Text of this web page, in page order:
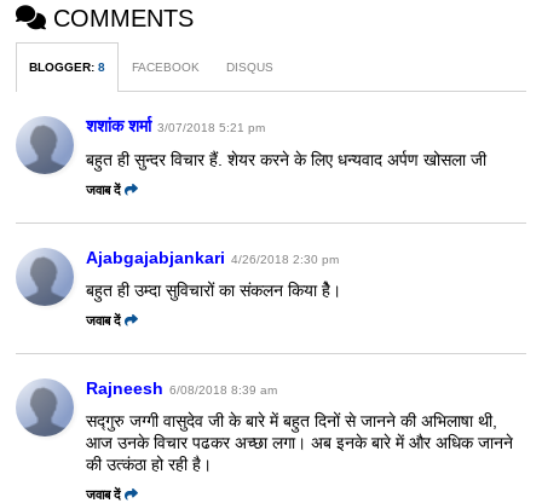
COMMENTS
BLOGGER:8 FACEBOOK DISQUS
शशांक शर्मा 3/07/2018 5:21 pm
बहुत ही सुन्दर विचार हैं. शेयर करने के लिए धन्यवाद अर्पण खोसला जी
जवाब दें
Ajabgajabjankari 4/26/2018 2:30 pm
बहुत ही उम्दा सुविचारों का संकलन किया हैे।
जवाब दें
Rajneesh 6/08/2018 8:39 am
सद्गुरु जग्गी वासुदेव जी के बारे में बहुत दिनों से जानने की अभिलाषा थी,
आज उनके विचार पढकर अच्‍छा लगा। अब इनके बारे में और अधिक जानने
की उत्‍कंठा हो रही है।
जवाब दें